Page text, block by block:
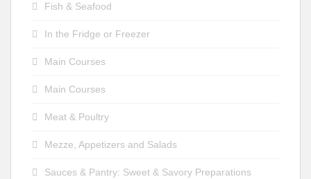
Fish & Seafood
In the Fridge or Freezer
Main Courses
Main Courses
Meat & Poultry
Mezze, Appetizers and Salads
Sauces & Pantry: Sweet & Savory Preparations